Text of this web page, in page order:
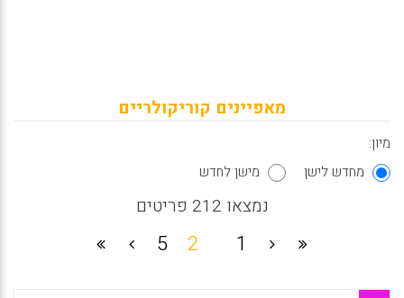
מאפיינים קוריקולריים
מיון:
מחדש לישן
מישן לחדש
נמצאו 212 פריטים
1
2
5